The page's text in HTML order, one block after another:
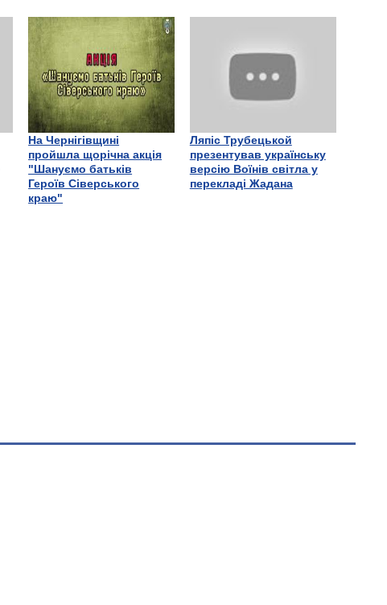
На Чернігівщині
пройшла щорічна акція
"Шануємо батьків
Героїв Сіверського
краю"
Ляпіс Трубецькой
презентував українську
версію Воїнів світла у
перекладі Жадана